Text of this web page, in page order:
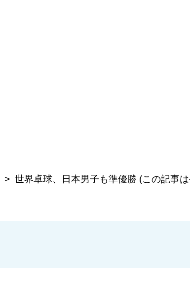
世界卓球、日本男子も準優勝 (この記事